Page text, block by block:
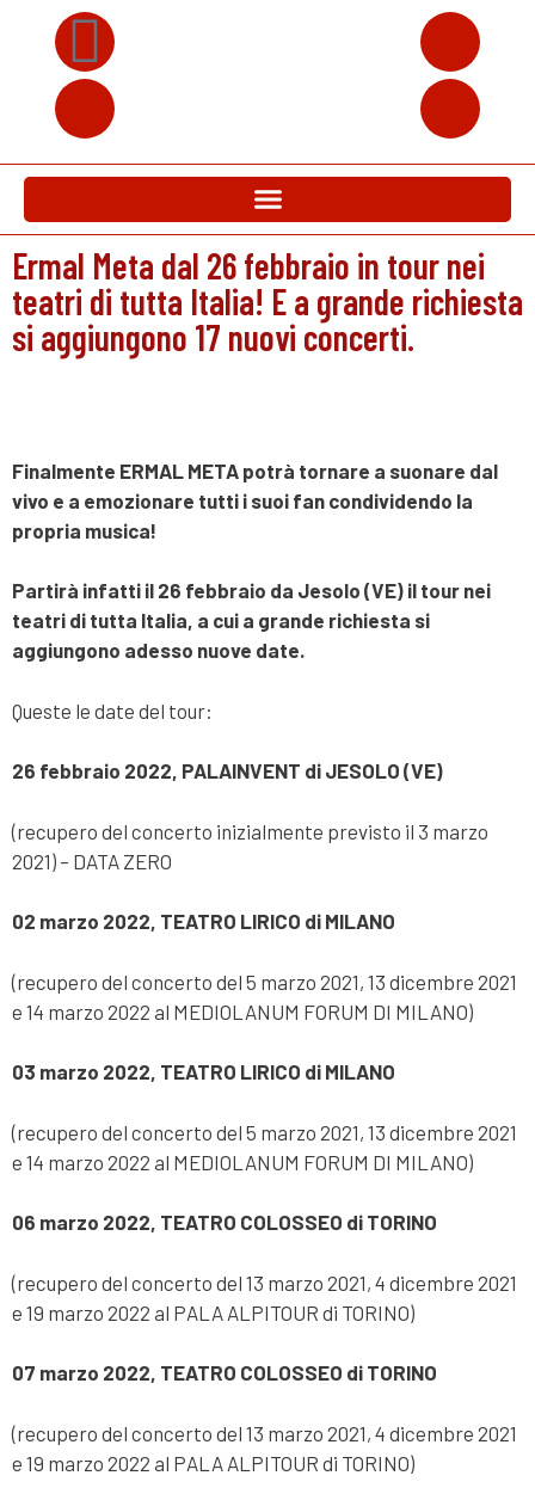
Ermal Meta dal 26 febbraio in tour nei
teatri di tutta Italia! E a grande richiesta
si aggiungono 17 nuovi concerti.
Finalmente ERMAL META potrà tornare a suonare dal
vivo e a emozionare tutti i suoi fan condividendo la
propria musica!
Partirà infatti il 26 febbraio da Jesolo (VE) il tour nei
teatri di tutta Italia, a cui a grande richiesta si
aggiungono adesso nuove date.
Queste le date del tour:
26 febbraio 2022, PALAINVENT di JESOLO (VE)
(recupero del concerto inizialmente previsto il 3 marzo
2021) – DATA ZERO
02 marzo 2022, TEATRO LIRICO di MILANO
(recupero del concerto del 5 marzo 2021, 13 dicembre 2021
e 14 marzo 2022 al MEDIOLANUM FORUM DI MILANO)
03 marzo 2022, TEATRO LIRICO di MILANO
(recupero del concerto del 5 marzo 2021, 13 dicembre 2021
e 14 marzo 2022 al MEDIOLANUM FORUM DI MILANO)
06 marzo 2022, TEATRO COLOSSEO di TORINO
(recupero del concerto del 13 marzo 2021, 4 dicembre 2021
e 19 marzo 2022 al PALA ALPITOUR di TORINO)
07 marzo 2022, TEATRO COLOSSEO di TORINO
(recupero del concerto del 13 marzo 2021, 4 dicembre 2021
e 19 marzo 2022 al PALA ALPITOUR di TORINO)